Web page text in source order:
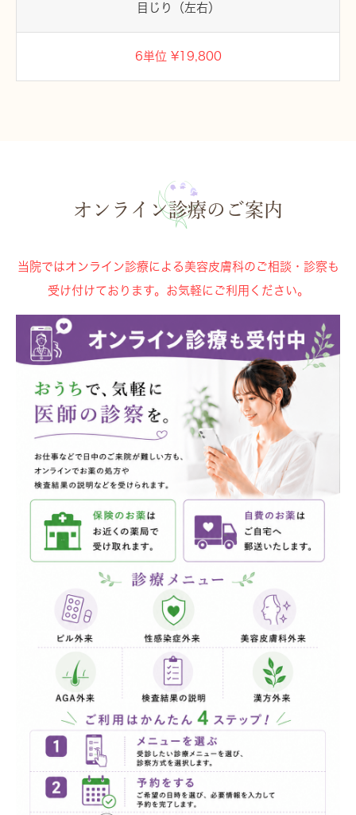
目じり（左右）
6単位 ¥19,800
オンライン診療のご案内
当院ではオンライン診療による美容皮膚科のご相談・診察も
受け付けております。お気軽にご利用ください。